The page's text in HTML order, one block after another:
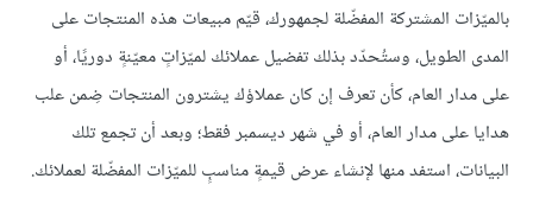
بالميّزات المشتركة المفضّلة لجمهورك، قيّم مبيعات هذه المنتجات على
المدى الطويل، وستُحدّد بذلك تفضيل عملائك لميّزاتٍ معيّنةٍ دوريًا، أو
على مدار العام، كأن تعرف إن كان عملاؤك يشترون المنتجات ضِمن علب
هدايا على مدار العام، أو في شهر ديسمبر فقط؛ وبعد أن تجمع تلك
البيانات، استفد منها لإنشاء عرض قيمةٍ مناسبٍ للميّزات المفضّلة لعملائك.